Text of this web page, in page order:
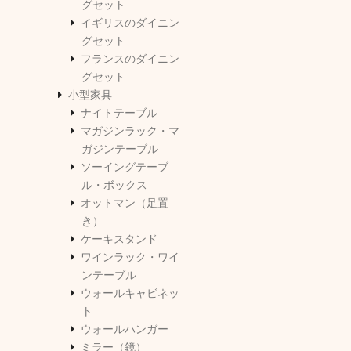
グセット
イギリスのダイニン
グセット
フランスのダイニン
グセット
小型家具
ナイトテーブル
マガジンラック・マ
ガジンテーブル
ソーイングテーブ
ル・ボックス
オットマン（足置
き）
ケーキスタンド
ワインラック・ワイ
ンテーブル
ウォールキャビネッ
ト
ウォールハンガー
ミラー（鏡）